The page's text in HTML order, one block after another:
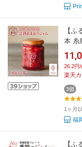
【
本 糸
26.2円
楽天
3個
1ヶ月
福
【